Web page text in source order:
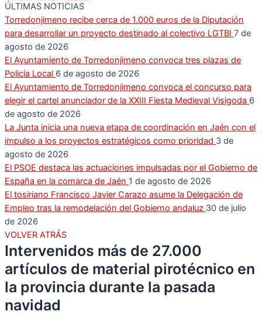
ÚLTIMAS NOTICIAS
Torredonjimeno recibe cerca de 1.000 euros de la Diputación
para desarrollar un proyecto destinado al colectivo LGTBI 7 de
agosto de 2026
El Ayuntamiento de Torredonjimeno convoca tres plazas de
Policía Local 6 de agosto de 2026
El Ayuntamiento de Torredonjimeno convoca el concurso para
elegir el cartel anunciador de la XXIII Fiesta Medieval Visigoda 6
de agosto de 2026
La Junta inicia una nueva etapa de coordinación en Jaén con el
impulso a los proyectos estratégicos como prioridad 3 de
agosto de 2026
El PSOE destaca las actuaciones impulsadas por el Gobierno de
España en la comarca de Jaén 1 de agosto de 2026
El tosiriano Francisco Javier Carazo asume la Delegación de
Empleo tras la remodelación del Gobierno andaluz 30 de julio
de 2026
VOLVER ATRÁS
Intervenidos más de 27.000
artículos de material pirotécnico en
la provincia durante la pasada
navidad